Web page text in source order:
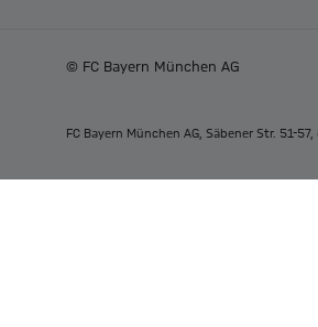
© FC Bayern München AG
FC Bayern München AG, Säbener Str. 51-